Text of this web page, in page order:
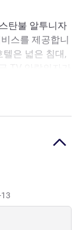
탄불 알투니자
스를 제공합니
은 넓은 침대,
해보세요. 아
. 터키 전통 요
는 연회, 칵테
멋을 만끽할